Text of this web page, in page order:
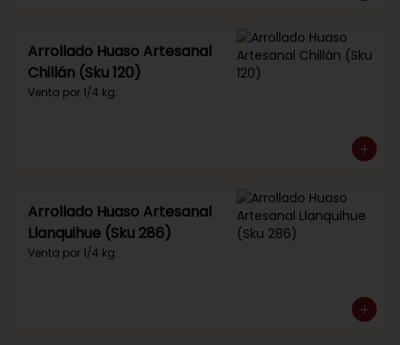
Arrollado Huaso Artesanal
Chillán (Sku 120)
Venta por 1/4 kg.
Arrollado Huaso Artesanal
Llanquihue (Sku 286)
Venta por 1/4 kg.